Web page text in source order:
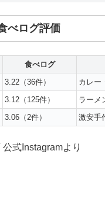
べログ評価
食べログ
3.22（36件）
カレー
3.12（125件）
ラーメ
3.06（2件） 激安手
式Instagramより